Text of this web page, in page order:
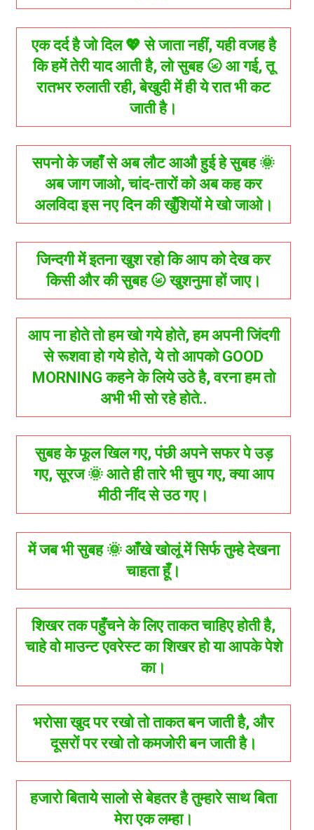
एक दर्द है जो दिल 💖 से जाता नहीं, यही वजह है
कि हमें तेरी याद आती है, लो सुबह 🌝 आ गई, तू
रातभर रुलाती रही, बेखुदी में ही ये रात भी कट
जाती है।
सपनो के जहाँ से अब लौट आऔ हुई हे सुबह 🌞
अब जाग जाओ, चांद-तारों को अब कह कर
अलविदा इस नए दिन की खुँशियों मे खो जाओ।
जिन्दगी में इतना खुश रहो कि आप को देख कर
किसी और की सुबह 🌝 खुशनुमा हों जाए।
आप ना होते तो हम खो गये होते, हम अपनी जिंदगी
से रूशवा हो गये होते, ये तो आपको GOOD
MORNING कहने के लिये उठे है, वरना हम तो
अभी भी सो रहे होते..
सुबह के फूल खिल गए, पंछी अपने सफर पे उड़
गए, सूरज 🌞 आते ही तारे भी चुप गए, क्या आप
मीठी नींद से उठ गए।
में जब भी सुबह 🌞 आँखे खोलूं में सिर्फ तुम्हे देखना
चाहता हूँ।
शिखर तक पहुँचने के लिए ताकत चाहिए होती है,
चाहे वो माउन्ट एवरेस्ट का शिखर हो या आपके पेशे
का।
भरोसा खुद पर रखो तो ताकत बन जाती है, और
दूसरों पर रखो तो कमजोरी बन जाती है।
हजारो बिताये सालो से बेहतर है तुम्हारे साथ बिता
मेरा एक लम्हा।